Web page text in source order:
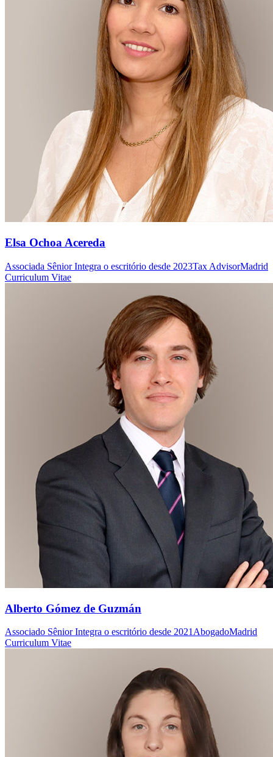
Elsa Ochoa Acereda
Associada Sênior Integra o escritório desde 2023Tax AdvisorMadrid
Curriculum Vitae
Alberto Gómez de Guzmán
Associado Sênior Integra o escritório desde 2021 AbogadoMadrid
Curriculum Vitae